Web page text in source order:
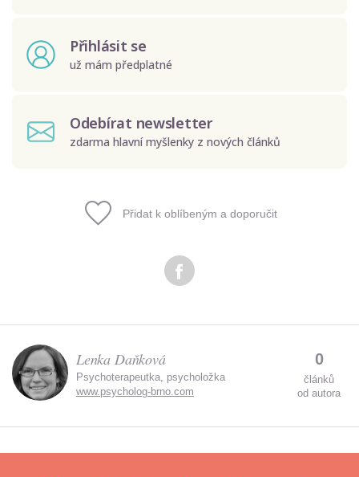
Přihlásit se
už mám předplatné
Odebírat newsletter
zdarma hlavní myšlenky z nových článků
Odeslat
Přidat k oblíbeným a doporučit
Lenka Daňková
Psychoterapeutka, psycholožka
www.psycholog-brno.com
0
článků
od autora